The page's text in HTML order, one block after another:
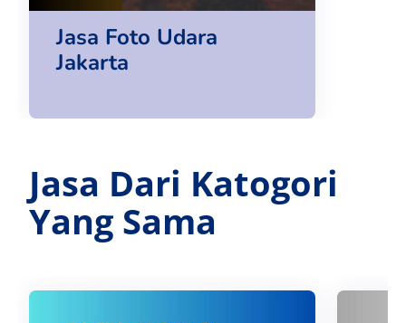
Jasa Foto Udara
Jakarta
Jasa Dari Katogori
Yang Sama